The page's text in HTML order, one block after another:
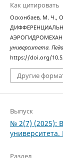
Как цитировать
Осконбаев, М. Ч.,
университета.
https://doi.org/
Другие
Выпуск
№ 2(7) (2025):
университета.
Раздел